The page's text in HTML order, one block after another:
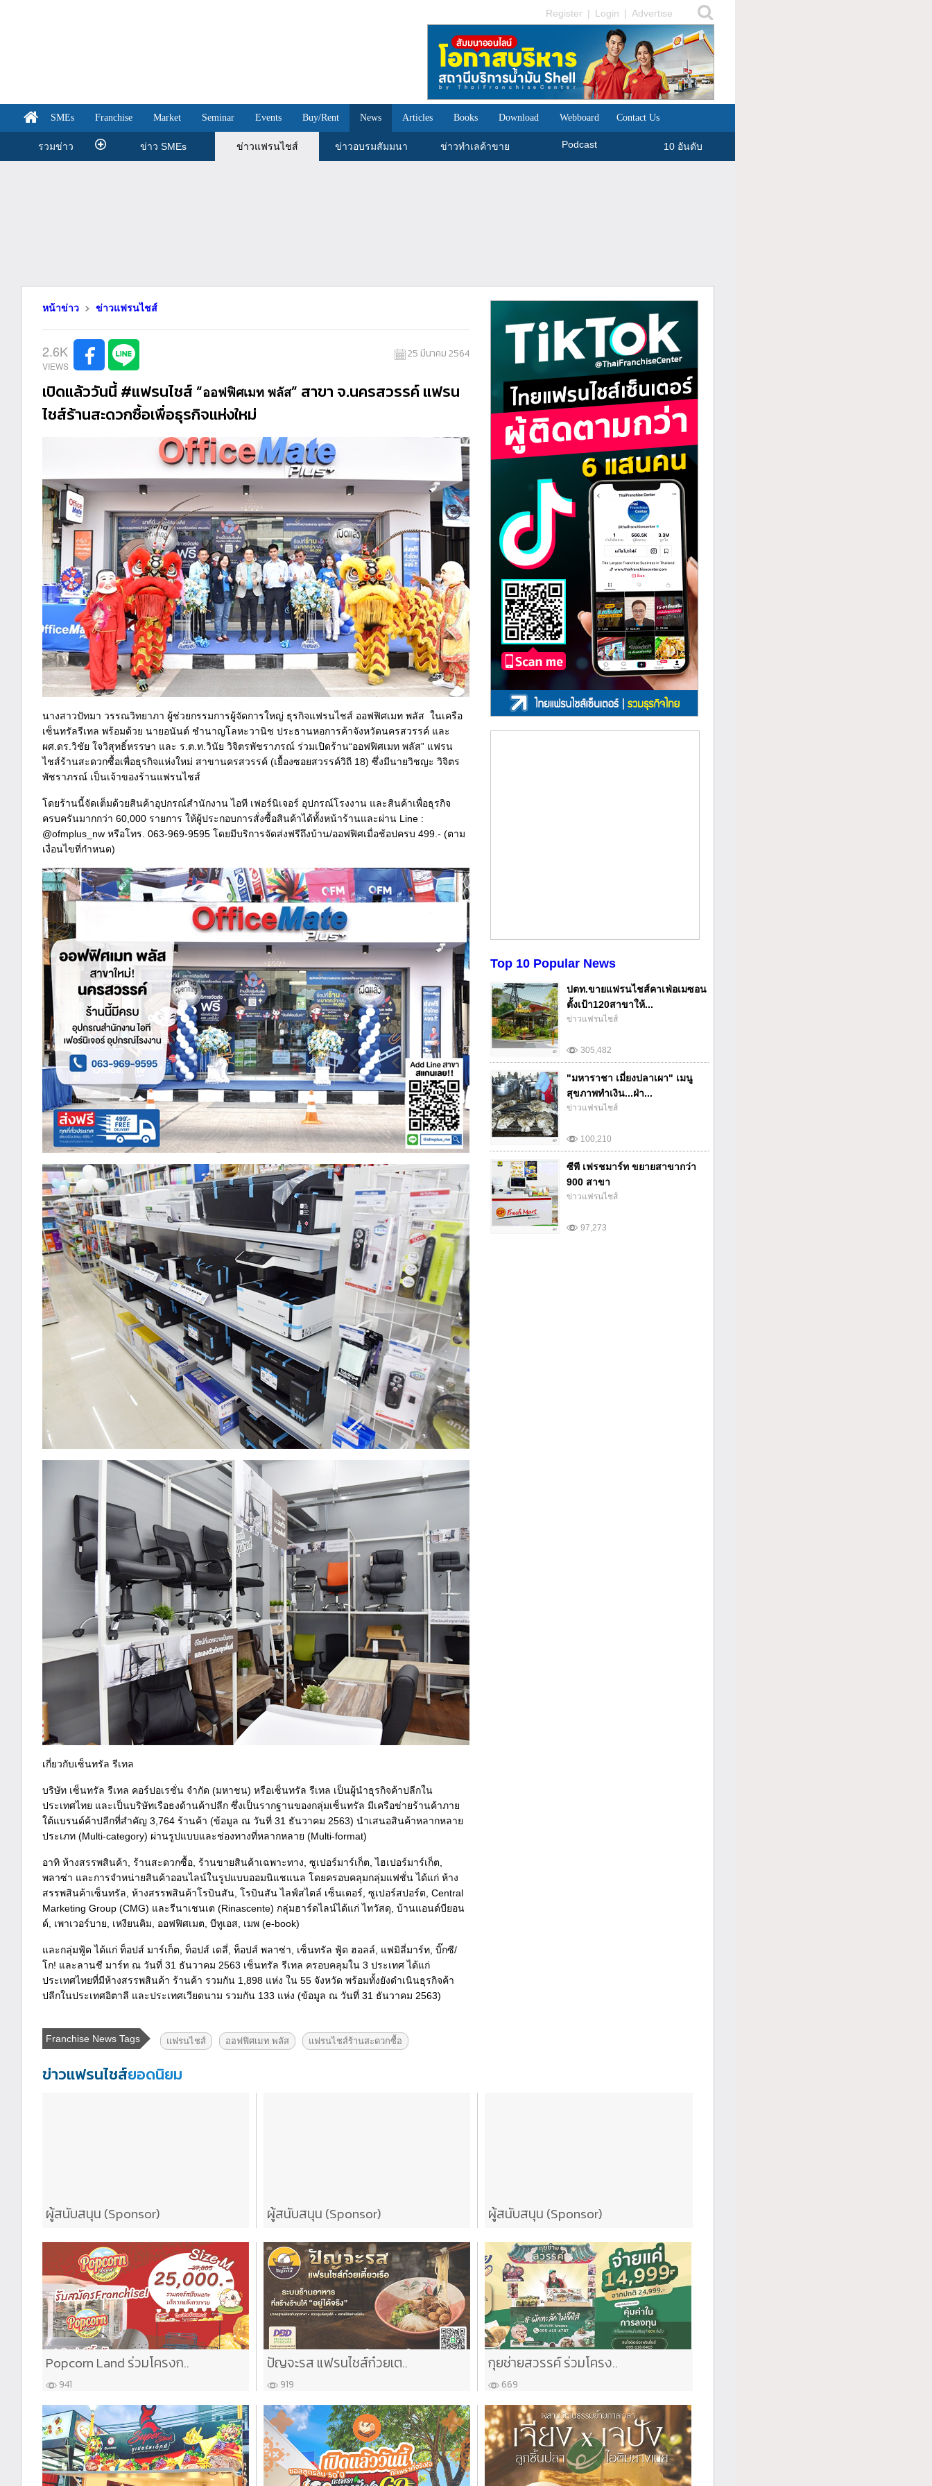
Register | Login | Advertise
SMEs Franchise Market Seminar Events Buy/Rent News Articles Books Download Webboard Contact Us
รวมข่าว ข่าว SMEs ข่าวแฟรนไชส์ ข่าวอบรมสัมมนา ข่าวทำเลค้าขาย Podcast 10 อันดับ
หน้าข่าว ข่าวแฟรนไชส์
2.6K 25 มีนาคม 2564
เปิดแล้ววันนี้ #แฟรนไชส์ “ออฟฟิศเมท พลัส” สาขา จ.นครสวรรค์ แฟรน
ไชส์ร้านสะดวกซื้อเพื่อธุรกิจแห่งใหม่
นางสาวปัทมา วรรณวิทยาภา ผู้ช่วยกรรมการผู้จัดการใหญ่ ธุรกิจแฟรนไชส์ ออฟฟิศเมท พลัส ในเครือ
เซ็นทรัลรีเทล พร้อมด้วย นายอนันต์ ชำนาญโลหะวานิช ประธานหอการค้าจังหวัดนครสวรรค์ และ
ผศ.ดร.วิชัย ใจวิสุทธิ์หรรษา และ ร.ต.ท.วินัย วิจิตรพัชราภรณ์ ร่วมเปิดร้าน“ออฟฟิศเมท พลัส” แฟรน
ไชส์ร้านสะดวกซื้อเพื่อธุรกิจแห่งใหม่ สาขานครสวรรค์ (เยื้องซอยสวรรค์วิถี 18) ซึ่งมีนายวิชญะ วิจิตร
พัชราภรณ์ เป็นเจ้าของร้านแฟรนไชส์
โดยร้านนี้จัดเต็มด้วยสินค้าอุปกรณ์สำนักงาน ไอที เฟอร์นิเจอร์ อุปกรณ์โรงงาน และสินค้าเพื่อธุรกิจ
ครบครันมากกว่า 60,000 รายการ ให้ผู้ประกอบการสั่งซื้อสินค้าได้ทั้งหน้าร้านและผ่าน Line :
@ofmplus_nw หรือโทร. 063-969-9595 โดยมีบริการจัดส่งฟรีถึงบ้าน/ออฟฟิศเมื่อช้อปครบ 499.- (ตาม
เงื่อนไขที่กำหนด)
เกี่ยวกับเซ็นทรัล รีเทล
บริษัท เซ็นทรัล รีเทล คอร์ปอเรชั่น จำกัด (มหาชน) หรือเซ็นทรัล รีเทล เป็นผู้นำธุรกิจค้าปลีกใน
ประเทศไทย และเป็นบริษัทเรือธงด้านค้าปลีก ซึ่งเป็นรากฐานของกลุ่มเซ็นทรัล มีเครือข่ายร้านค้าภาย
ใต้แบรนด์ค้าปลีกที่สำคัญ 3,764 ร้านค้า (ข้อมูล ณ วันที่ 31 ธันวาคม 2563) นำเสนอสินค้าหลากหลาย
ประเภท (Multi-category) ผ่านรูปแบบและช่องทางที่หลากหลาย (Multi-format)
อาทิ ห้างสรรพสินค้า, ร้านสะดวกซื้อ, ร้านขายสินค้าเฉพาะทาง, ซูเปอร์มาร์เก็ต, ไฮเปอร์มาร์เก็ต,
พลาซ่า และการจำหน่ายสินค้าออนไลน์ในรูปแบบออมนิแชแนล โดยครอบคลุมกลุ่มแฟชั่น ได้แก่ ห้าง
สรรพสินค้าเซ็นทรัล, ห้างสรรพสินค้าโรบินสัน, โรบินสัน ไลฟ์สไตล์ เซ็นเตอร์, ซูเปอร์สปอร์ต, Central
Marketing Group (CMG) และรีนาเชนเต (Rinascente) กลุ่มฮาร์ดไลน์ได้แก่ ไทวัสดุ, บ้านแอนด์บียอน
ด์, เพาเวอร์บาย, เหงียนคิม, ออฟฟิศเมต, บีทูเอส, เมพ (e-book)
และกลุ่มฟู้ด ได้แก่ ท็อปส์ มาร์เก็ต, ท็อปส์ เดลี่, ท็อปส์ พลาซ่า, เซ็นทรัล ฟู้ด ฮอลล์, แฟมิลี่มาร์ท, บิ๊กซี/
โก! และลานชี มาร์ท ณ วันที่ 31 ธันวาคม 2563 เซ็นทรัล รีเทล ครอบคลุมใน 3 ประเทศ ได้แก่
ประเทศไทยที่มีห้างสรรพสินค้า ร้านค้า รวมกัน 1,898 แห่ง ใน 55 จังหวัด พร้อมทั้งยังดำเนินธุรกิจค้า
ปลีกในประเทศอิตาลี และประเทศเวียดนาม รวมกัน 133 แห่ง (ข้อมูล ณ วันที่ 31 ธันวาคม 2563)
Franchise News Tags แฟรนไชส์ ออฟฟิศเมท พลัส แฟรนไชส์ร้านสะดวกซื้อ
Top 10 Popular News
305,482
ปตท.ขายแฟรนไชส์คาเฟ่อเมซอน
ตั้งเป้า120สาขาให้...
ข่าวแฟรนไชส์
100,210
"มหาราชา เมี่ยงปลาเผา" เมนู
สุขภาพทำเงิน...ฝ่า...
ข่าวแฟรนไชส์
97,273
ซีพี เฟรชมาร์ท ขยายสาขากว่า
900 สาขา
ข่าวแฟรนไชส์
ข่าวแฟรนไชส์ยอดนิยม
ผู้สนับสนุน (Sponsor) ผู้สนับสนุน (Sponsor) ผู้สนับสนุน (Sponsor)
Popcorn Land ร่วมโครงก..
941
ปัญจะรส แฟรนไชส์ก๋วยเต..
919
กุยช่ายสวรรค์ ร่วมโครง..
669